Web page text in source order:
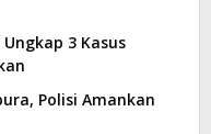
3 Kasus
Polisi Amankan